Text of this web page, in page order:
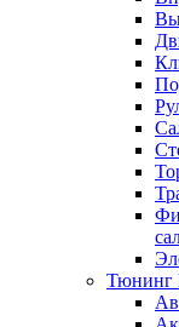
Тюнинг